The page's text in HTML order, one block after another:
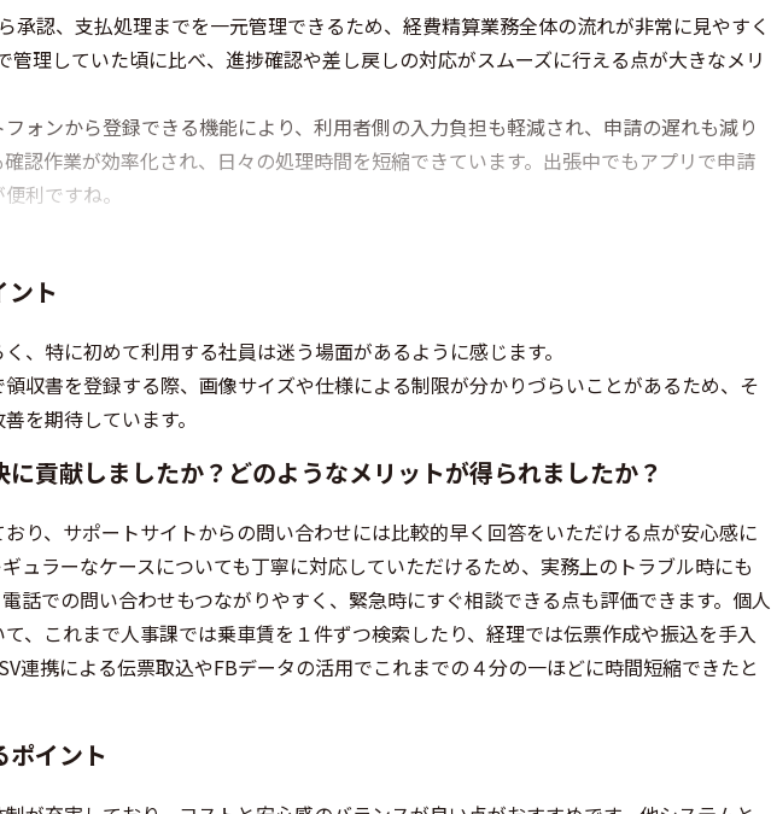
承認、支払処理までを一元管理できるため、経費精算業務全体の流れが非常に見やすく
管理していた頃に比べ、進捗確認や差し戻しの対応がスムーズに行える点が大きなメリ
ォンから登録できる機能により、利用者側の入力負担も軽減され、申請の遅れも減り
認作業が効率化され、日々の処理時間を短縮できています。出張中でもアプリで申請
利ですね。
ント
、特に初めて利用する社員は迷う場面があるように感じます。
収書を登録する際、画像サイズや仕様による制限が分かりづらいことがあるため、そ
を期待しています。
に貢献しましたか？どのようなメリットが得られましたか？
り、サポートサイトからの問い合わせには比較的早く回答をいただける点が安心感に
ュラーなケースについても丁寧に対応していただけるため、実務上のトラブル時にも
話での問い合わせもつながりやすく、緊急時にすぐ相談できる点も評価できます。個人
、これまで人事課では乗車賃を１件ずつ検索したり、経理では伝票作成や振込を手入
連携による伝票取込やFBデータの活用でこれまでの４分の一ほどに時間短縮できたと
ポイント